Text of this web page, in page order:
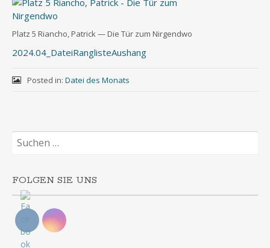
Platz 5 Riancho, Patrick — Die Tür zum Nirgendwo
2024.04_DateiRanglisteAushang
Posted in: Datei des Monats
Suchen
nach:
FOLGEN SIE UNS